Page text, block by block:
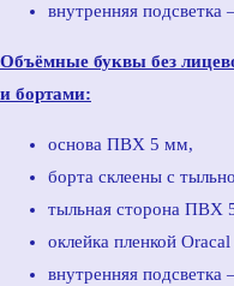
внутренняя подсветка
Объёмные буквы без
и бортами:
основа ПВХ 5 мм,
борта склеены с
тыльная сторона ПВХ
оклейка пленкой
внутренняя подсветка